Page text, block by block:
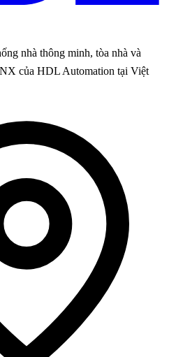
nhà thông minh, tòa nhà và
của HDL Automation tại Việt